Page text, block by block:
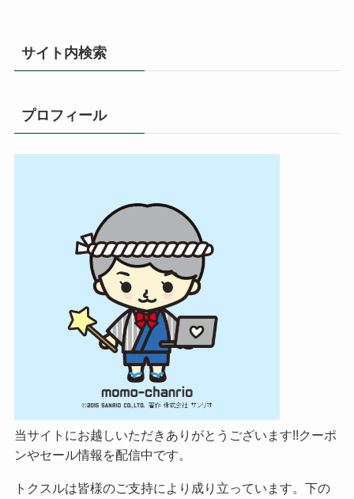
サイト内検索
プロフィール
当サイトにお越しいただきありがとうございます!!クーポ
ンやセール情報を配信中です。
トクスルは皆様のご支持により成り立っています。下の